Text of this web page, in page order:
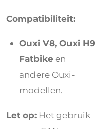
Compatibiliteit:
Ouxi V8, Ouxi H9
Fatbike en
andere Ouxi-
modellen.
Let op: Het gebruik